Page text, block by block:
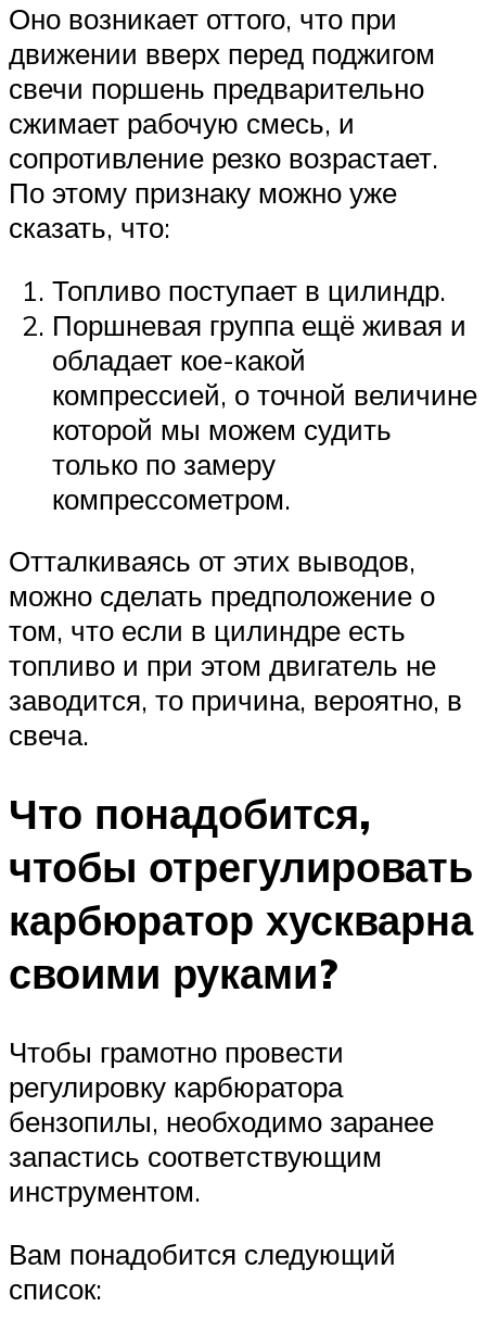
Оно возникает оттого, что при
движении вверх перед поджигом
свечи поршень предварительно
сжимает рабочую смесь, и
сопротивление резко возрастает.
По этому признаку можно уже
сказать, что:
Топливо поступает в цилиндр.
Поршневая группа ещё живая и
обладает кое-какой
компрессией, о точной величине
которой мы можем судить
только по замеру
компрессометром.
Отталкиваясь от этих выводов,
можно сделать предположение о
том, что если в цилиндре есть
топливо и при этом двигатель не
заводится, то причина, вероятно, в
свеча.
Что понадобится,
чтобы отрегулировать
карбюратор хускварна
своими руками?
Чтобы грамотно провести
регулировку карбюратора
бензопилы, необходимо заранее
запастись соответствующим
инструментом.
Вам понадобится следующий
список: